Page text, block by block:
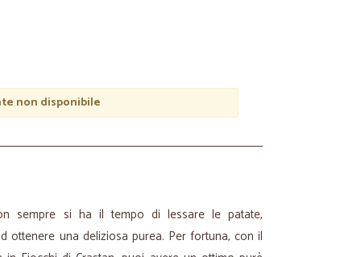
non disponibile
sempre si ha il tempo di lessare le patate,
ottenere una deliziosa purea. Per fortuna, con il